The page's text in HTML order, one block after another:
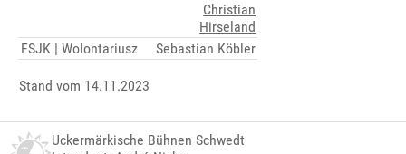
Christian
Hirseland
FSJK | Wolontariusz
Sebastian Köbler
Stand vom 14.11.2023
Uckermärkische Bühnen Schwedt